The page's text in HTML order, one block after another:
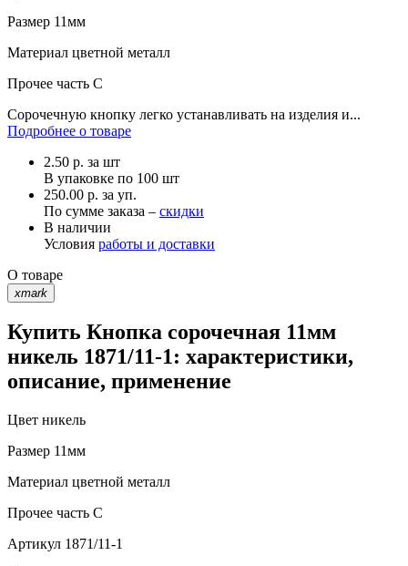
Размер 11мм
Материал цветной металл
Прочее часть С
Сорочечную кнопку легко устанавливать на изделия и...
Подробнее о товаре
2.50 р. за шт
В упаковке по 100 шт
250.00 р. за уп.
По сумме заказа – скидки
В наличии
Условия работы и доставки
О товаре
xmark
Купить Кнопка сорочечная 11мм
никель 1871/11-1: характеристики,
описание, применение
Цвет никель
Размер 11мм
Материал цветной металл
Прочее часть С
Артикул 1871/11-1